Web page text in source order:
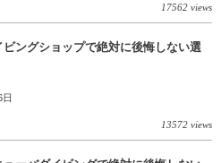
17562 views
ビングショップで絶対に後悔しない選
13572 views